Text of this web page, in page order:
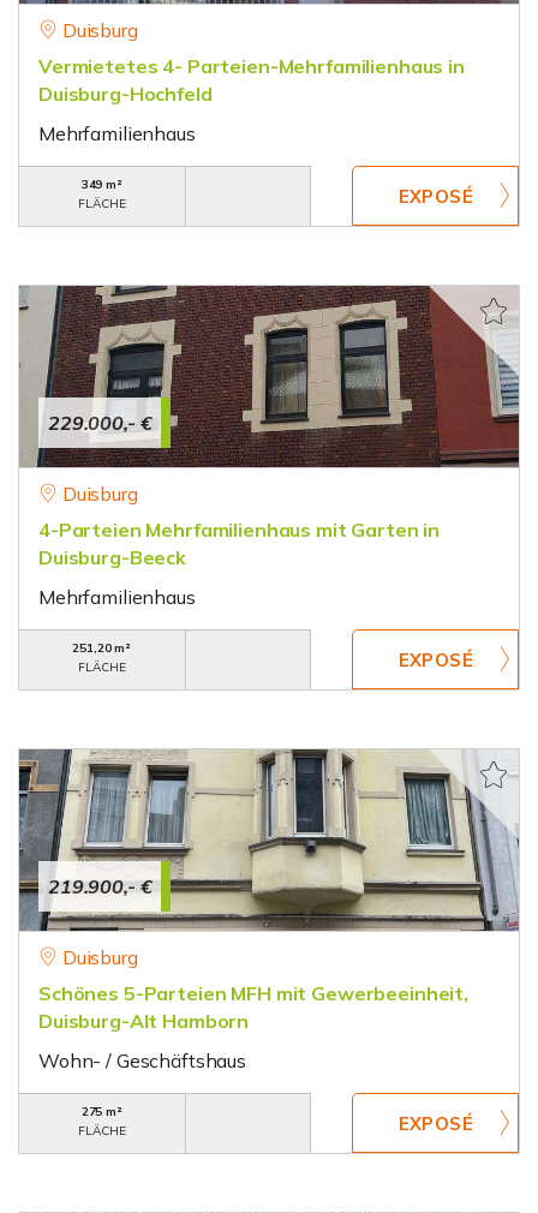
Duisburg
Vermietetes 4- Parteien-Mehrfamilienhaus in
Duisburg-Hochfeld
Mehrfamilienhaus
349 m²
FLÄCHE
229.000,- €
Duisburg
4-Parteien Mehrfamilienhaus mit Garten in
Duisburg-Beeck
Mehrfamilienhaus
251,20 m²
FLÄCHE
219.900,- €
Duisburg
Schönes 5-Parteien MFH mit Gewerbeeinheit,
Duisburg-Alt Hamborn
Wohn- / Geschäftshaus
275 m²
FLÄCHE